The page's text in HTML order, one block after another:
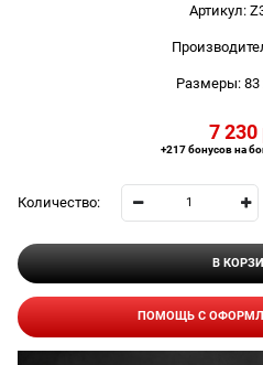
Артикул:
Размеры: 83
7 230
+217 бонусов на
Количество:
В
ПОМОЩЬ С